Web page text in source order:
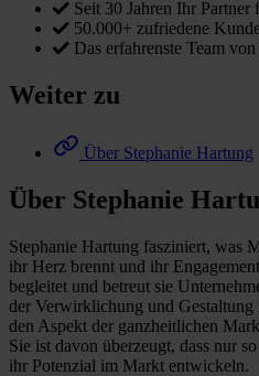
Seit 30 Jahren Ihr
50.000+ zufriedene
Das erfahrenste Team
Weiter zu
Über Stephanie Hartung
Über Stephanie
Stephanie Hartung fasziniert, was
ihr Herz brennt und ihr
begleitet und betreut sie
der Verwirklichung und
den Aspekt der ganzheitlichen
Sie ist davon überzeugt, dass nur
ihr Potenzial im Markt entwickeln.